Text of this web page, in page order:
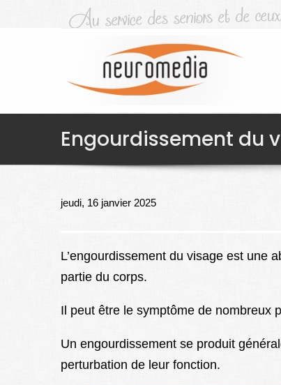
Engourdissement du
jeudi, 16 janvier 2025
L’engourdissement du visage est une
partie du corps.
Il peut être le symptôme de nombreux
Un engourdissement se produit
perturbation de leur fonction.